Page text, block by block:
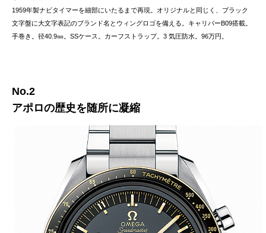
1959年製ナビタイマーを細部にいたるまで再現。オリジナルと同じく、ブラック
文字盤に大文字表記のブランド名とウィングロゴを備える。キャリバーB09搭載。
手巻き。径40.9㎜。SSケース。カーフストラップ。3 気圧防水。96万円。
No.2
アポロの歴史を随所に凝縮